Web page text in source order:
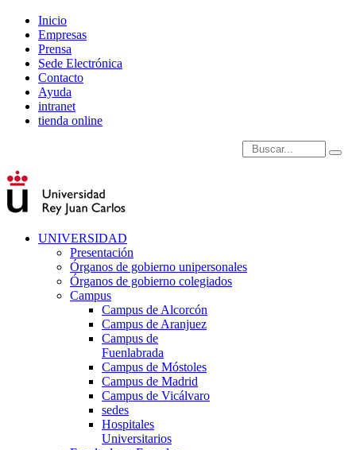
Inicio
Empresas
Prensa
Sede Electrónica
Contacto
Ayuda
intranet
tienda online
Introduce términos de
UNIVERSIDAD
Presentación
Órganos de gobierno unipersonales
Órganos de gobierno colegiados
Campus
Campus de Alcorcón
Campus de Aranjuez
Campus de
Fuenlabrada
Campus de Móstoles
Campus de Madrid
Campus de Vicálvaro
sedes
Hospitales
Universitarios